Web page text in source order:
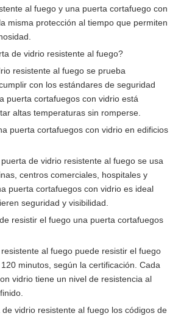
al fuego y una puerta cortafuego con
misma protección al tiempo que permiten
de vidrio resistente al fuego?
resistente al fuego se prueba
con los estándares de seguridad
puerta cortafuegos con vidrio está
altas temperaturas sin romperse.
puerta cortafuegos con vidrio en edificios
de vidrio resistente al fuego se usa
centros comerciales, hospitales y
puerta cortafuegos con vidrio es ideal
seguridad y visibilidad.
resistir el fuego una puerta cortafuegos
al fuego puede resistir el fuego
minutos, según la certificación. Cada
vidrio tiene un nivel de resistencia al
vidrio resistente al fuego los códigos de